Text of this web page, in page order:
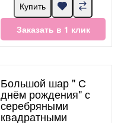
Купить
Заказать в 1 клик
Большой шар " С
днём рождения" с
серебряными
квадратными